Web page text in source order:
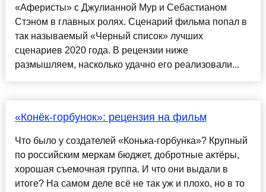
«Аферисты» с Джулианной Мур и Себастианом
Стэном в главных ролях. Сценарий фильма попал в
так называемый «Черный список» лучших
сценариев 2020 года. В рецензии ниже
размышляем, насколько удачно его реализовали...
«Конёк-горбунок»: рецензия на фильм
Что было у создателей «Конька-горбунка»? Крупный
по российским меркам бюджет, добротные актёры,
хорошая съемочная группа. И что они выдали в
итоге? На самом деле всё не так уж и плохо, но в то